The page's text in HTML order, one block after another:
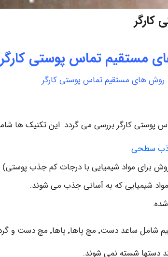
مستقیم تماس پوستی کارگر
روش های مستقیم تماس پوستی کارگر
سطحی
برای مواد شیمیایی با درجات کم جذب پوستی)
مواد شیمیایی که به آسانی جذب می شوند.
مچ دست و گردن می باشند.
دستها شسته نمی شوند.